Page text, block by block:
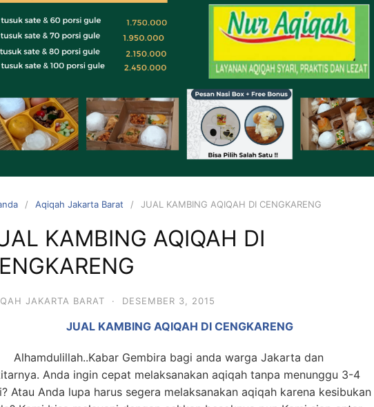
1246
Aqiqah Jakarta Barat JUAL KAMBING AQIQAH DI CENGKARENG
KAMBING AQIQAH DI
JAKARTA BARAT · DESEMBER 3, 2015
JUAL KAMBING AQIQAH DI CENGKARENG
Gembira bagi anda warga Jakarta dan
Anda ingin cepat melaksanakan aqiqah tanpa menunggu 3-4
Atau Anda lupa harus segera melaksanakan aqiqah karena kesibukan